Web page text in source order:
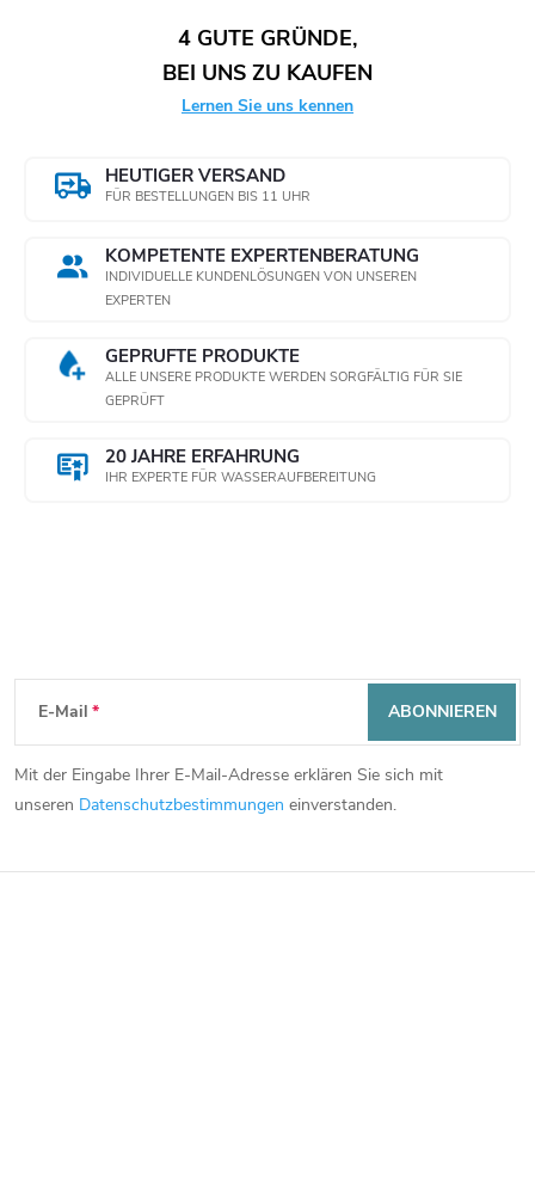
4 GUTE GRÜNDE,
BEI UNS ZU KAUFEN
Lernen Sie uns kennen
HEUTIGER VERSAND
FÜR BESTELLUNGEN BIS 11 UHR
KOMPETENTE EXPERTENBERATUNG
INDIVIDUELLE KUNDENLÖSUNGEN VON UNSEREN
EXPERTEN
GEPRÜFTE PRODUKTE
ALLE UNSERE PRODUKTE WERDEN SORGFÄLTIG FÜR SIE
GEPRÜFT
20 JAHRE ERFAHRUNG
IHR EXPERTE FÜR WASSERAUFBEREITUNG
F
u
ß
z
E-Mail
Mit der Eingabe Ihrer E-Mail-Adresse erklären Sie sich mit
unseren Datenschutzbestimmungen einverstanden.
ABONNIEREN